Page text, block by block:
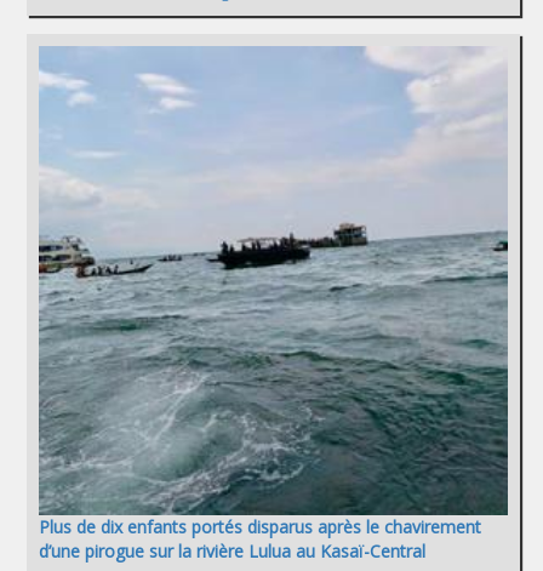
Plus de dix enfants portés disparus après le chavirement
d’une pirogue sur la rivière Lulua au Kasaï-Central